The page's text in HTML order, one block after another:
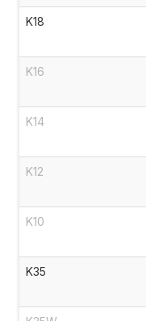
K18
K16
K14
K12
K10
K35